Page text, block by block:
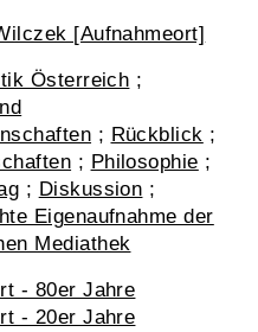
[Aufnahmeort]
Österreich ;
; Rückblick ;
; Philosophie ;
; Diskussion ;
Eigenaufnahme der
Mediathek
- 80er Jahre
- 20er Jahre